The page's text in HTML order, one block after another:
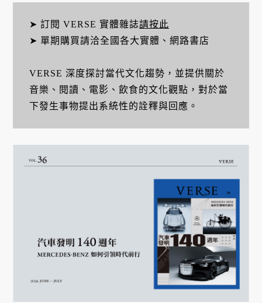
➤ 訂閱 VERSE 實體雜誌請按此
➤ 單期購買請洽全國各大實體、網路書店
VERSE 深度探討當代文化趨勢，並提供關於
音樂、閱讀、電影、飲食的文化觀點，對於當
下發生事物提出系統性的詮釋與回應。